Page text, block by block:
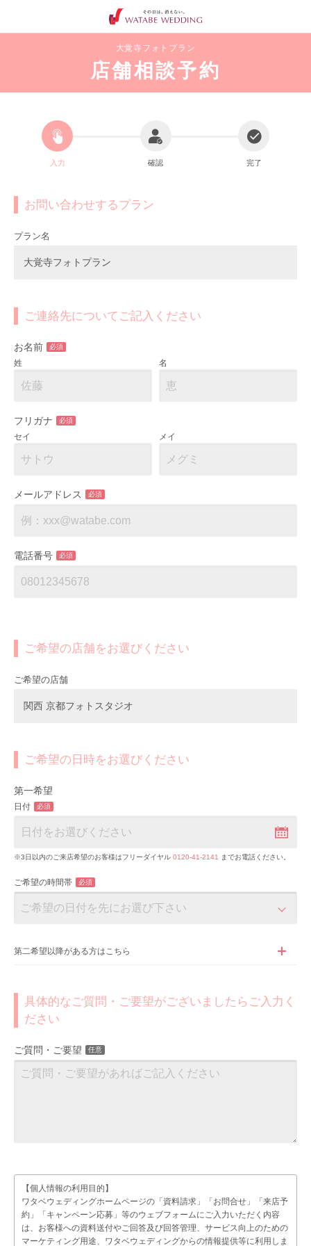
大覚寺フォトプラン
店舗相談予約
入力 確認 完了
お問い合わせするプラン
プラン名
大覚寺フォトプラン
ご連絡先についてご記入ください
お名前 必須
姓 名
フリガナ 必須
セイ メイ
メールアドレス 必須
電話番号 必須
ご希望の店舗をお選びください
ご希望の店舗
関西 京都フォトスタジオ
ご希望の日時をお選びください
第一希望
日付 必須
※3日以内のご来店希望のお客様はフリーダイヤル 0120-41-2141 までお電話ください。
ご希望の時間帯 必須
第二希望以降がある方はこちら
具体的なご質問・ご要望がございましたらご入力く
ださい
ご質問・ご要望 任意
【個人情報の利用目的】
ワタベウェディングホームページの「資料請求」「お問合せ」「来店予
約」「キャンペーン応募」等のウェブフォームにご入力いただく内容
は、お客様への資料送付やご回答及び回答管理、サービス向上のための
マーケティング用途、ワタベウェディングからの情報提供等に利用しま